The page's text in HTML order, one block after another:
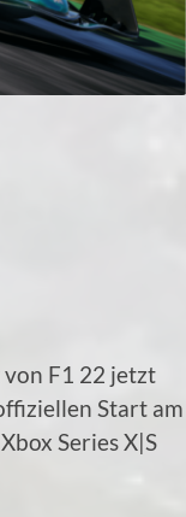
von F1 22 jetzt
Start am
Series X|S